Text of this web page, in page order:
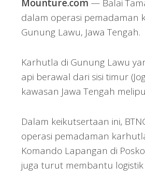
Mounture.com — Balai
dalam operasi pemadaman
Gunung Lawu, Jawa Tengah.
Karhutla di Gunung Lawu
api berawal dari sisi timur
kawasan Jawa Tengah
Dalam keikutsertaan ini,
operasi pemadaman
Komando Lapangan di
juga turut membantu